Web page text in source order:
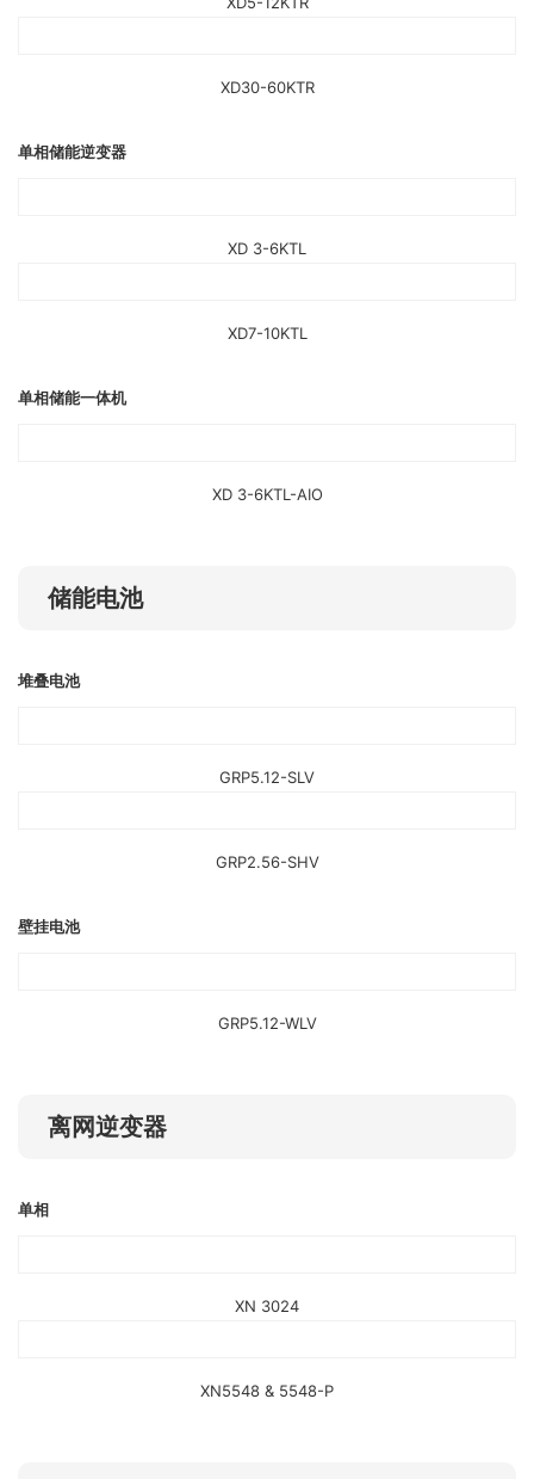
XD30-60KTR
单相储能逆变器
XD 3-6KTL
XD7-10KTL
单相储能一体机
XD 3-6KTL-AIO
储能电池
堆叠电池
GRP5.12-SLV
GRP2.56-SHV
壁挂电池
GRP5.12-WLV
离网逆变器
单相
XN 3024
XN5548 & 5548-P